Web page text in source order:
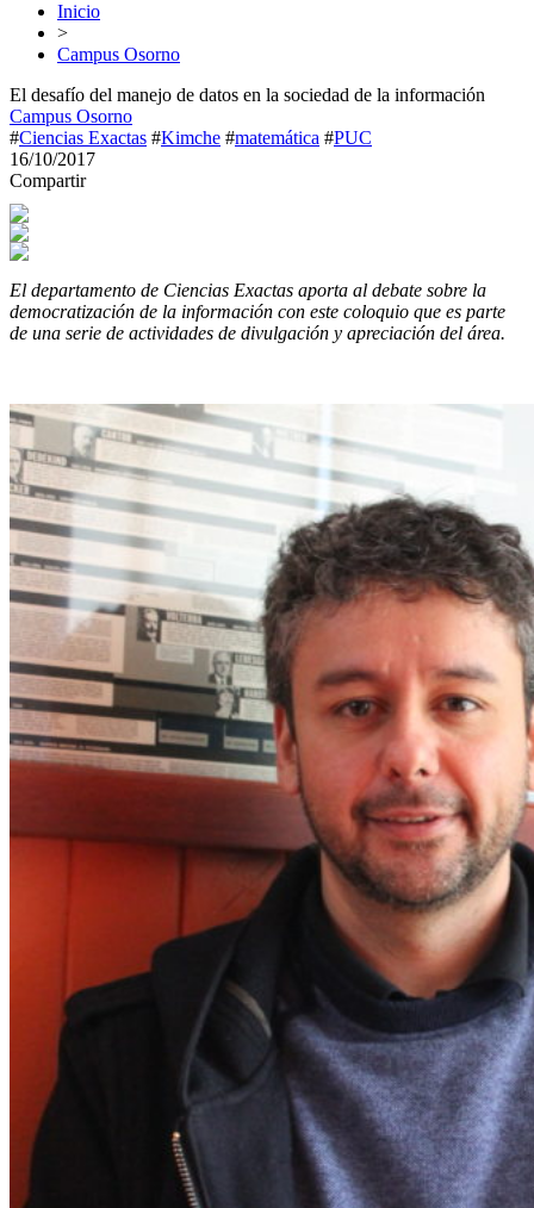
Inicio
>
Campus Osorno
El desafío del manejo de datos en la sociedad de la información
Campus Osorno
#Ciencias Exactas #Kimche #matemática #PUC
16/10/2017
Compartir
El departamento de Ciencias Exactas aporta al debate sobre la
democratización de la información con este coloquio que es parte
de una serie de actividades de divulgación y apreciación del área.